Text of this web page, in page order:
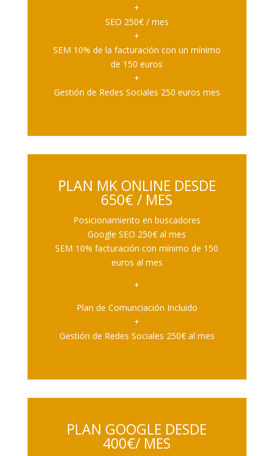
+
SEO 250€ / mes
+
SEM 10% de la facturación con un mínimo
de 150 euros
+
Gestión de Redes Sociales 250 euros mes
PLAN MK ONLINE DESDE
650€ / MES
Posicionamiento en buscadores
Google SEO 250€ al mes
SEM 10% facturación con mínimo de 150
euros al mes
+
Plan de Comunciación Incluido
+
Gestión de Redes Sociales 250€ al mes
PLAN GOOGLE DESDE
400€/ MES